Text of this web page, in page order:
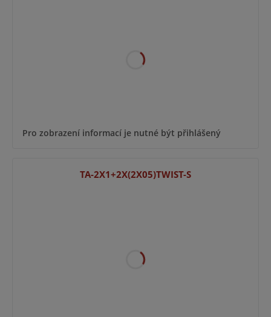
Pro zobrazení informací je nutné být přihlášený
TA-2X1+2X(2X05)TWIST-S